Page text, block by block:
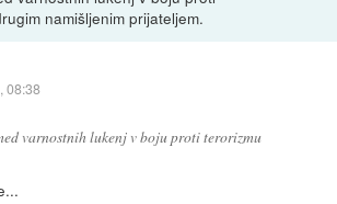
namišljenim prijateljem.
08:38
varnostnih lukenj v boju proti terorizmu